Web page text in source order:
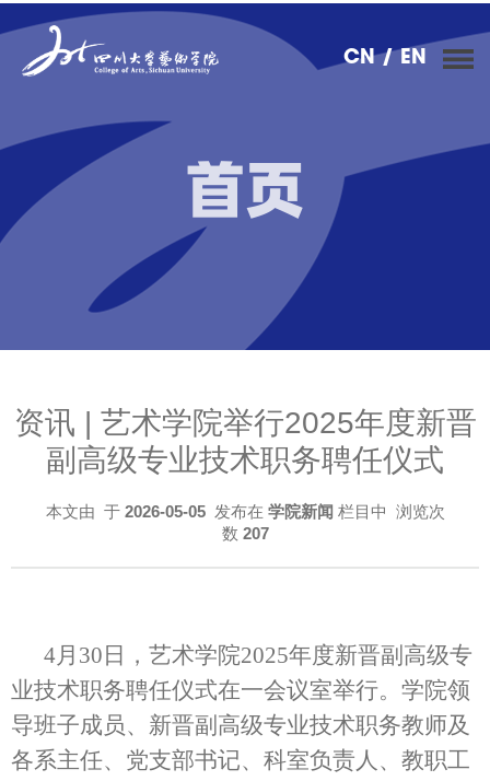
/ EN
CN
首页
资讯 | 艺术学院举行2025年度新晋
副高级专业技术职务聘任仪式
本文由 于 2026-05-05发布在 学院新闻 栏目中 浏览次
数 207
4月 30 日，艺术学院2025年度新晋副高级专
业技术职务聘任仪式在一会议室举行。学院领
导班子成员、新晋副高级专业技术职务教师及
各系主任、党支部书记、科室负责人、 教职工